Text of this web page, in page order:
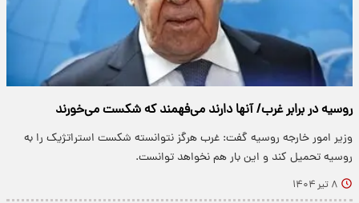
روسیه در برابر غرب/ آنها دارند می‌فهمند که شکست می‌خورند
وزیر امور خارجه روسیه گفت: غرب هرگز نتوانسته شکست استراتژیک را به
روسیه تحمیل کند و این بار هم نخواهد توانست.
۸ تیر ۱۴۰۴